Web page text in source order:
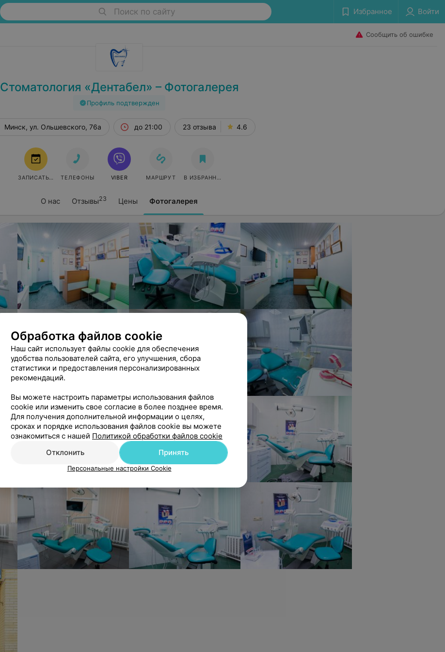
Поиск по сайту Избранное Войти
Сообщить об ошибке
Стоматология «Дентабел» – Фотогалерея
Профиль подтвержден
О нас Отзывы23 Цены Фотогалерея
Минск, ул. Ольшевского, 76а до 21:00 23 отзыва 4.6
ЗАПИСАТЬСЯ ТЕЛЕФОНЫ VIBER МАРШРУТ В ИЗБРАННОЕ
Обработка файлов cookie
Наш сайт использует файлы cookie для обеспечения
удобства пользователей сайта, его улучшения, сбора
статистики и предоставления персонализированных
рекомендаций.
Вы можете настроить параметры использования файлов
cookie или изменить свое согласие в более позднее время.
Для получения дополнительной информации о целях,
сроках и порядке использования файлов cookie вы можете
ознакомиться с нашей Политикой обработки файлов cookie
Отклонить
Принять
Персональные настройки Cookie